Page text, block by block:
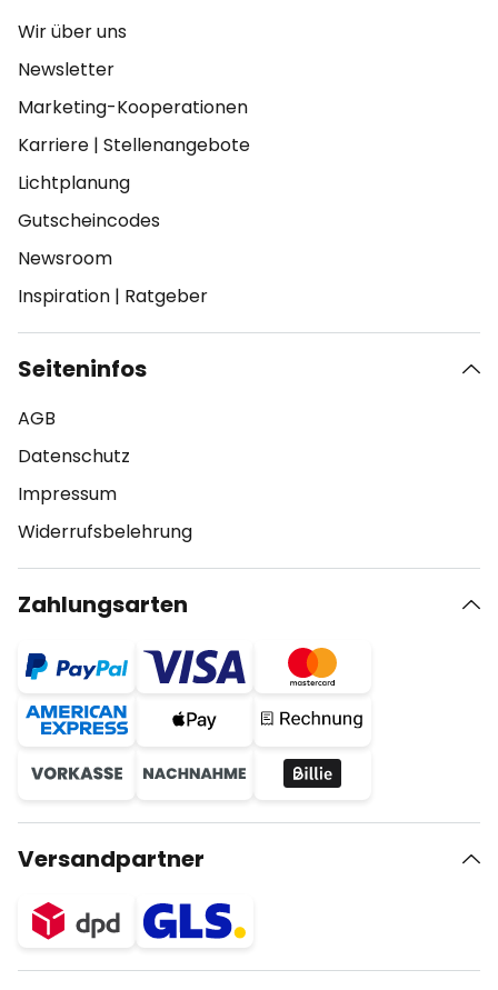
Wir über uns
Newsletter
Marketing-Kooperationen
Karriere | Stellenangebote
Lichtplanung
Gutscheincodes
Newsroom
Inspiration | Ratgeber
Seiteninfos
AGB
Datenschutz
Impressum
Widerrufsbelehrung
Zahlungsarten
Versandpartner